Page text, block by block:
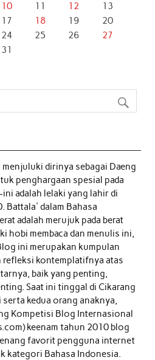
10 11 12
13
17 18 19
20
24 25 26
27
31
menjuluki dirinya sebagai Daeng
penghargaan spesial pada
adalah lelaki yang lahir di
Battala' dalam Bahasa
adalah merujuk pada berat
hobi membaca dan menulis ini,
ini merupakan kumpulan
kontemplatifnya atas
baik yang penting,
Saat ini tinggal di Cikarang
kedua orang anaknya,
Kompetisi Blog Internasional
keenam tahun 2010 blog
favorit pengguna internet
kategori Bahasa Indonesia.